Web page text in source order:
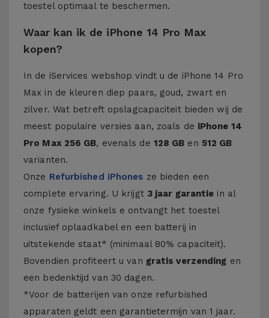
toestel optimaal te beschermen.
Waar kan ik de iPhone 14 Pro Max
kopen?
In de iServices webshop vindt u de iPhone 14 Pro
Max in de kleuren diep paars, goud, zwart en
zilver. Wat betreft opslagcapaciteit bieden wij de
meest populaire versies aan, zoals de iPhone 14
Pro Max 256 GB, evenals de 128 GB en 512 GB
varianten.
Onze Refurbished iPhones ze bieden een
complete ervaring. U krijgt 3 jaar garantie in al
onze fysieke winkels e ontvangt het toestel
inclusief oplaadkabel en een batterij in
uitstekende staat* (minimaal 80% capaciteit).
Bovendien profiteert u van gratis verzending en
een bedenktijd van 30 dagen.
*Voor de batterijen van onze refurbished
apparaten geldt een garantietermijn van 1 jaar.